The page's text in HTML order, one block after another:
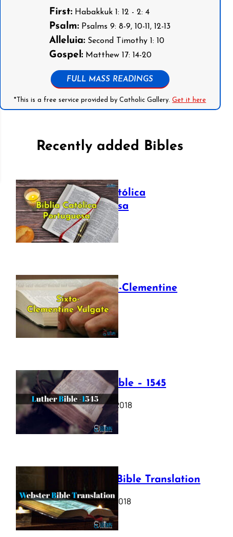
First: Habakkuk 1: 12 - 2: 4
Psalm: Psalms 9: 8-9, 10-11, 12-13
Alleluia: Second Timothy 1: 10
Gospel: Matthew 17: 14-20
FULL MASS READINGS
*This is a free service provided by Catholic Gallery.Get it here
Recently added Bibles
Bíblia Católica
Portuguesa
July 16, 2025
The Sixto-Clementine
Vulgate
July 12, 2025
Luther Bible – 1545
October 17, 2018
Webster Bible Translation
October 11, 2018